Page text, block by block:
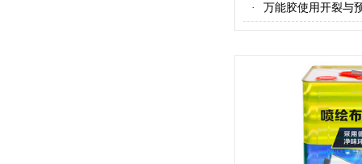
· 万能胶使用开裂与